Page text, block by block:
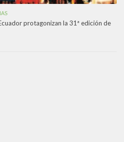
protagonizan la 31ª edición de